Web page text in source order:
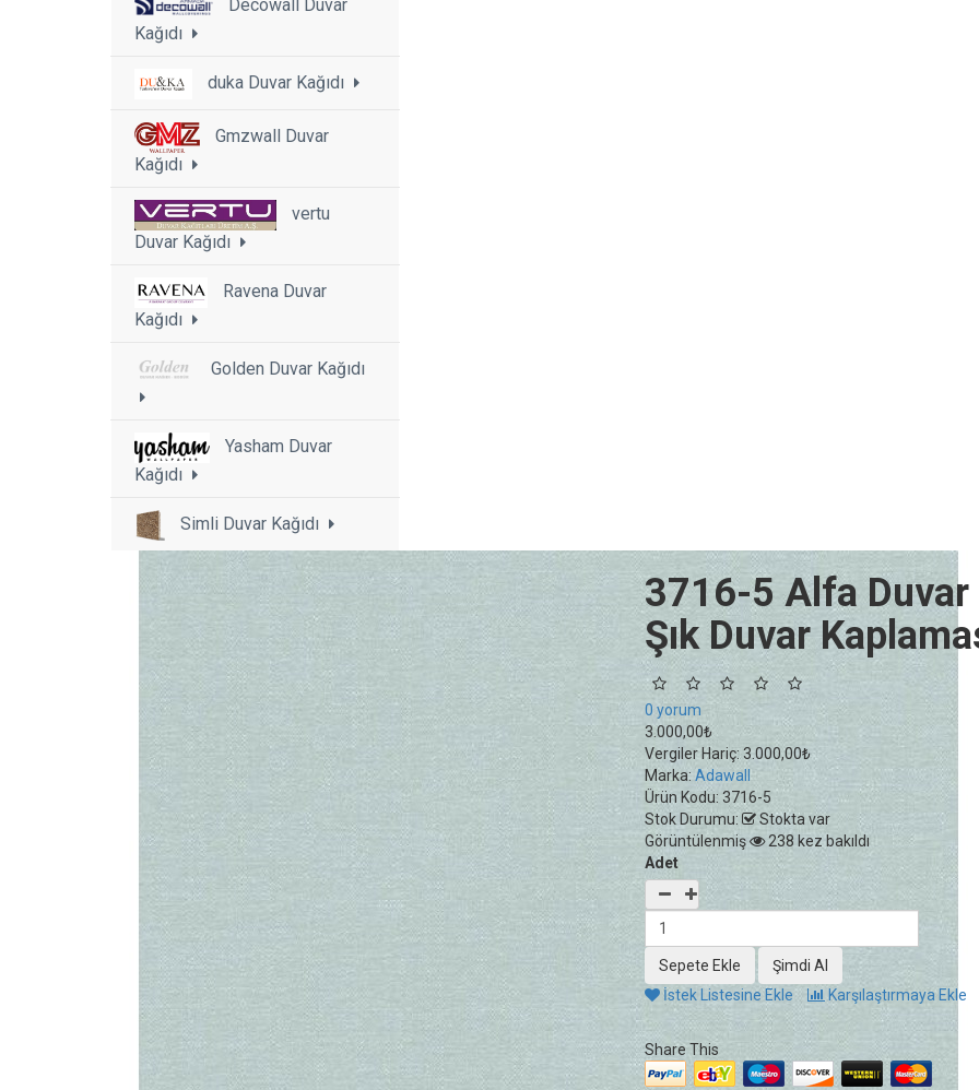
Decowall Duvar
Kağıdı
duka Duvar Kağıdı
Gmzwall Duvar
Kağıdı
vertu
Duvar Kağıdı
Ravena Duvar
Kağıdı
Golden Duvar Kağıdı
Yasham Duvar
Kağıdı
Simli Duvar Kağıdı
3716-5 Alfa Duvar
Şık Duvar
0 yorum
3.000,00₺
Vergiler Hariç: 3.000,00₺
Marka: Adawall
Ürün Kodu: 3716-5
Stok Durumu:
Stokta var
Görüntülenmiş
238 kez bakıldı
Adet
İstek Listesine Ekle Karşılaştırmaya Ekle
Share This